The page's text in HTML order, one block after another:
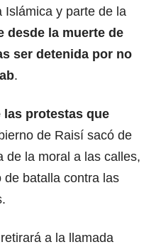
Islámica y parte de la
desde la muerte de
ser detenida por no
.
las protestas que
de Raisí sacó de
de la moral a las calles,
de batalla contra las
a la llamada